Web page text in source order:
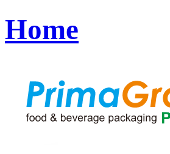
Home